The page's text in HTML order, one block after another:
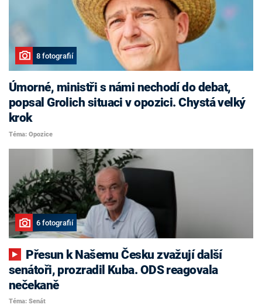
8 fotografií
Úmorné, ministři s námi nechodí do debat,
popsal Grolich situaci v opozici. Chystá velký
krok
Téma: Opozice
6 fotografií
senátoři, prozradil Kuba. ODS reagovala
nečekaně
Téma: Senát